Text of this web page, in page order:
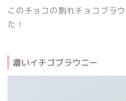
このチョコの割れチョコブラ
た！
濃いイチゴブラウニー